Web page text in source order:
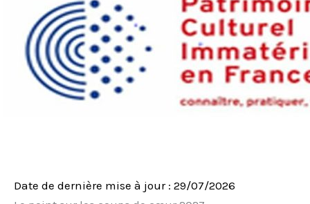
Date de dernière mise à jour : 29/07/2026